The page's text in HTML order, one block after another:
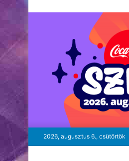
2026, augusztus 6., csütörtök